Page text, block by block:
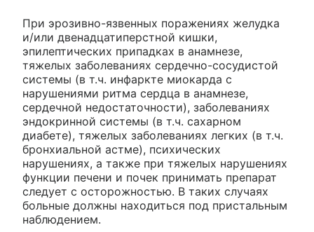
При эрозивно-язвенных поражениях желудка
и/или двенадцатиперстной кишки,
эпилептических припадках в анамнезе,
тяжелых заболеваниях сердечно-сосудистой
системы (в т.ч. инфаркте миокарда с
нарушениями ритма сердца в анамнезе,
сердечной недостаточности), заболеваниях
эндокринной системы (в т.ч. сахарном
диабете), тяжелых заболеваниях легких (в т.ч.
бронхиальной астме), психических
нарушениях, а также при тяжелых нарушениях
функции печени и почек принимать препарат
следует с осторожностью. В таких случаях
больные должны находиться под пристальным
наблюдением.